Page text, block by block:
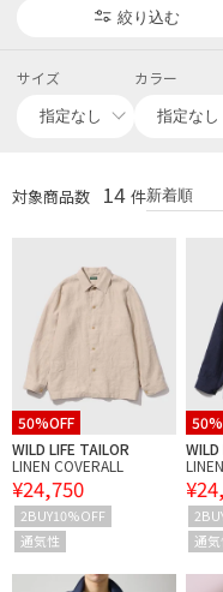
絞り込む
サイズ カラー
対象商品数 14 件
50%OFF
WILD LIFE TAILOR
LINEN COVERALL
¥24,750
2BUY10%OFF
通気性
通気